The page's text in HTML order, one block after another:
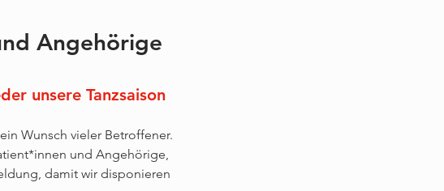
Angehörige
unsere Tanzsaison
Wunsch vieler Betroffener.
und Angehörige,
damit wir disponieren